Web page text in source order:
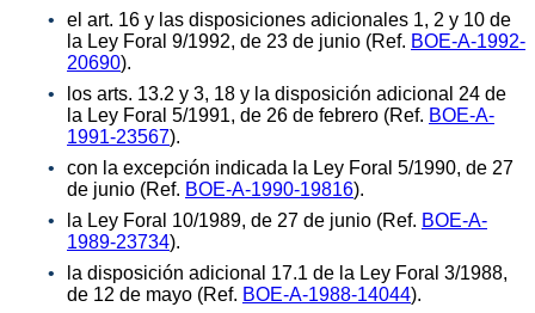
el art. 16 y las disposiciones adicionales 1, 2 y 10 de
la Ley Foral 9/1992, de 23 de junio (Ref. BOE-A-1992-
20690).
los arts. 13.2 y 3, 18 y la disposición adicional 24 de
la Ley Foral 5/1991, de 26 de febrero (Ref. BOE-A-
1991-23567).
con la excepción indicada la Ley Foral 5/1990, de 27
de junio (Ref. BOE-A-1990-19816).
la Ley Foral 10/1989, de 27 de junio (Ref. BOE-A-
1989-23734).
la disposición adicional 17.1 de la Ley Foral 3/1988,
de 12 de mayo (Ref. BOE-A-1988-14044).